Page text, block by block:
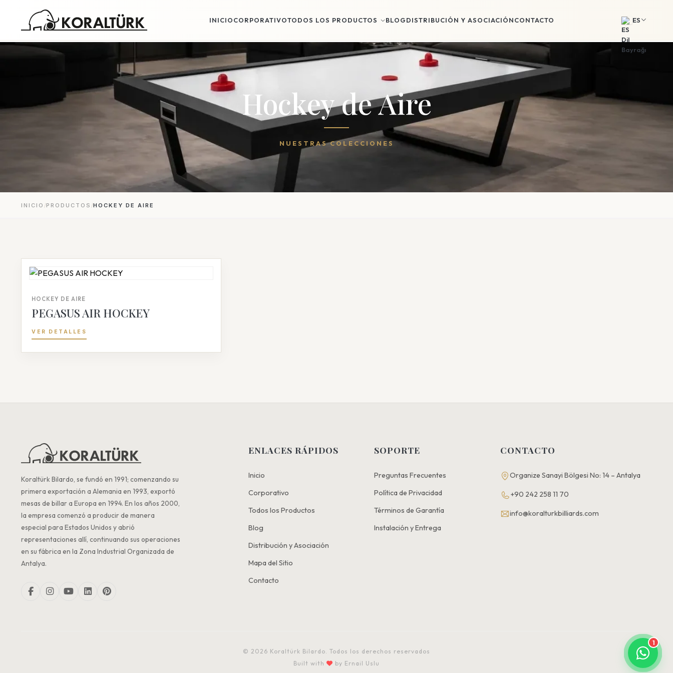
INICIOCORPORATIVOTODOS LOS PRODUCTOS BLOGDISTRIBUCIÓN Y ASOCIACIÓNCONTACTO ES
Hockey de Aire
NUESTRAS COLECCIONES
INICIO /PRODUCTOS /HOCKEY DE AIRE
HOCKEY DE AIRE
PEGASUS AIR HOCKEY
VER DETALLES
Koraltürk Bilardo, se fundó en 1991; comenzando su
primera exportación a Alemania en 1993, exportó
mesas de billar a Europa en 1994. En los años 2000,
la empresa comenzó a producir de manera
especial para Estados Unidos y abrió
representaciones allí, continuando sus operaciones
en su fábrica en la Zona Industrial Organizada de
Antalya.
ENLACES RÁPIDOS
Inicio
Corporativo
Todos los Productos
Blog
Distribución y Asociación
Mapa del Sitio
Contacto
SOPORTE
Preguntas Frecuentes
Política de Privacidad
Términos de Garantía
Instalación y Entrega
CONTACTO
Organize Sanayi Bölgesi No: 14 – Antalya
+90 242 258 11 70
info@koralturkbilliards.com
© 2026 Koraltürk Bilardo. Todos los derechos reservados
Built with
by Ernail Uslu
1